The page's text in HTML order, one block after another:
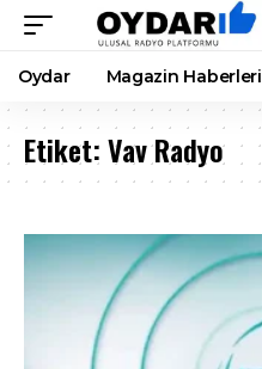
Oydar Magazin Haberleri
Etiket:Vav Radyo